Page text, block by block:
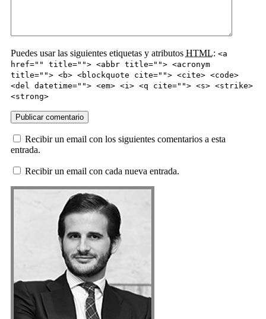
Puedes usar las siguientes etiquetas y atributos HTML: <a
href="" title=""> <abbr title=""> <acronym
title=""> <b> <blockquote cite=""> <cite> <code>
<del datetime=""> <em> <i> <q cite=""> <s> <strike>
<strong>
Recibir un email con los siguientes comentarios a esta
entrada.
Recibir un email con cada nueva entrada.